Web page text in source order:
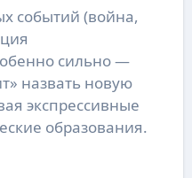
событий (война,
сильно —
назвать новую
экспрессивные
образования.